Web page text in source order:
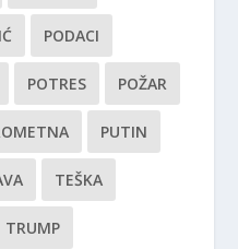
PODACI
POTRES POŽAR
PUTIN
TEŠKA
TRUMP